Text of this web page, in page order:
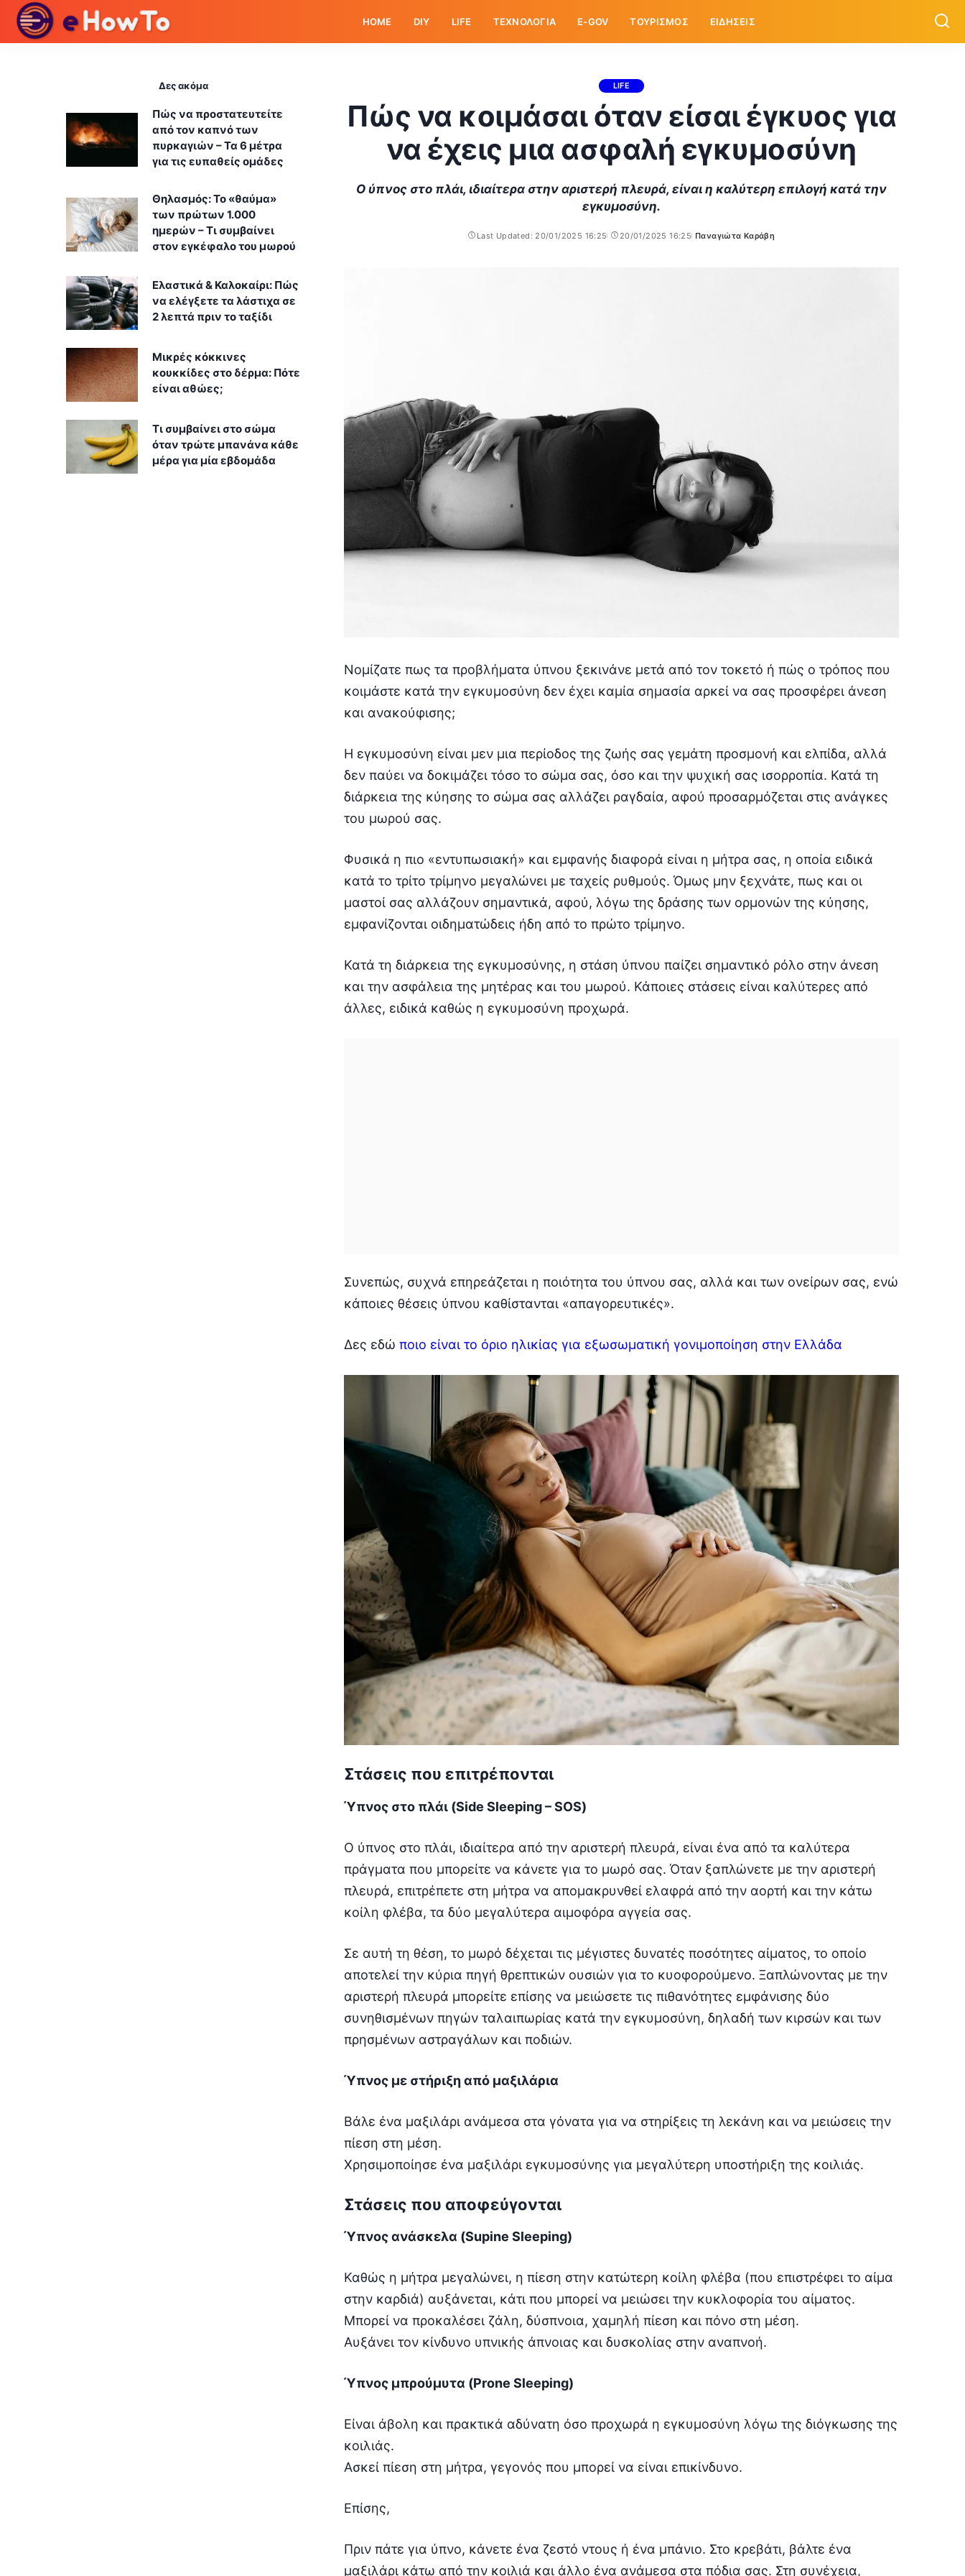
HOME DIY LIFE ΤΕΧΝΟΛΟΓΙΑ E-GOV ΤΟΥΡΙΣΜΟΣ ΕΙΔΗΣΕΙΣ
LIFE
Πώς να κοιμάσαι όταν είσαι έγκυος για
να έχεις μια ασφαλή εγκυμοσύνη
Ο ύπνος στο πλάι, ιδιαίτερα στην αριστερή πλευρά, είναι η καλύτερη επιλογή κατά την
εγκυμοσύνη.
Last Updated: 20/01/2025 16:25 20/01/2025 16:25
Posted
Παναγιώτα Καράβη
Νομίζατε πως τα προβλήματα ύπνου ξεκινάνε μετά από τον τοκετό ή πώς ο τρόπος που
κοιμάστε κατά την εγκυμοσύνη δεν έχει καμία σημασία αρκεί να σας προσφέρει άνεση
και ανακούφισης;
Η εγκυμοσύνη είναι μεν μια περίοδος της ζωής σας γεμάτη προσμονή και ελπίδα, αλλά
δεν παύει να δοκιμάζει τόσο το σώμα σας, όσο και την ψυχική σας ισορροπία. Κατά τη
διάρκεια της κύησης το σώμα σας αλλάζει ραγδαία, αφού προσαρμόζεται στις ανάγκες
του μωρού σας.
Φυσικά η πιο «εντυπωσιακή» και εμφανής διαφορά είναι η μήτρα σας, η οποία ειδικά
κατά το τρίτο τρίμηνο μεγαλώνει με ταχείς ρυθμούς. Όμως μην ξεχνάτε, πως και οι
μαστοί σας αλλάζουν σημαντικά, αφού, λόγω της δράσης των ορμονών της κύησης,
εμφανίζονται οιδηματώδεις ήδη από το πρώτο τρίμηνο.
Κατά τη διάρκεια της εγκυμοσύνης, η στάση ύπνου παίζει σημαντικό ρόλο στην άνεση
και την ασφάλεια της μητέρας και του μωρού. Κάποιες στάσεις είναι καλύτερες από
άλλες, ειδικά καθώς η εγκυμοσύνη προχωρά.
Συνεπώς, συχνά επηρεάζεται η ποιότητα του ύπνου σας, αλλά και των ονείρων σας, ενώ
κάποιες θέσεις ύπνου καθίστανται «απαγορευτικές».
Δες εδώ ποιο είναι το όριο ηλικίας για εξωσωματική γονιμοποίηση στην Ελλάδα
Στάσεις που επιτρέπονται
Ύπνος στο πλάι (Side Sleeping – SOS)
Ο ύπνος στο πλάι, ιδιαίτερα από την αριστερή πλευρά, είναι ένα από τα καλύτερα
πράγματα που μπορείτε να κάνετε για το μωρό σας. Όταν ξαπλώνετε με την αριστερή
πλευρά, επιτρέπετε στη μήτρα να απομακρυνθεί ελαφρά από την αορτή και την κάτω
κοίλη φλέβα, τα δύο μεγαλύτερα αιμοφόρα αγγεία σας.
Σε αυτή τη θέση, το μωρό δέχεται τις μέγιστες δυνατές ποσότητες αίματος, το οποίο
αποτελεί την κύρια πηγή θρεπτικών ουσιών για το κυοφορούμενο. Ξαπλώνοντας με την
αριστερή πλευρά μπορείτε επίσης να μειώσετε τις πιθανότητες εμφάνισης δύο
συνηθισμένων πηγών ταλαιπωρίας κατά την εγκυμοσύνη, δηλαδή των κιρσών και των
πρησμένων αστραγάλων και ποδιών.
Ύπνος με στήριξη από μαξιλάρια
Βάλε ένα μαξιλάρι ανάμεσα στα γόνατα για να στηρίξεις τη λεκάνη και να μειώσεις την
πίεση στη μέση.
Χρησιμοποίησε ένα μαξιλάρι εγκυμοσύνης για μεγαλύτερη υποστήριξη της κοιλιάς.
Στάσεις που αποφεύγονται
Ύπνος ανάσκελα (Supine Sleeping)
Καθώς η μήτρα μεγαλώνει, η πίεση στην κατώτερη κοίλη φλέβα (που επιστρέφει το αίμα
στην καρδιά) αυξάνεται, κάτι που μπορεί να μειώσει την κυκλοφορία του αίματος.
Μπορεί να προκαλέσει ζάλη, δύσπνοια, χαμηλή πίεση και πόνο στη μέση.
Αυξάνει τον κίνδυνο υπνικής άπνοιας και δυσκολίας στην αναπνοή.
Ύπνος μπρούμυτα (Prone Sleeping)
Είναι άβολη και πρακτικά αδύνατη όσο προχωρά η εγκυμοσύνη λόγω της διόγκωσης της
κοιλιάς.
Ασκεί πίεση στη μήτρα, γεγονός που μπορεί να είναι επικίνδυνο.
Επίσης,
Πριν πάτε για ύπνο, κάνετε ένα ζεστό ντους ή ένα μπάνιο. Στο κρεβάτι, βάλτε ένα
μαξιλάρι κάτω από την κοιλιά και άλλο ένα ανάμεσα στα πόδια σας. Στη συνέχεια,
Δες ακόμα
Πώς να προστατευτείτε
από τον καπνό των
πυρκαγιών – Τα 6 μέτρα
για τις ευπαθείς ομάδες
Θηλασμός: Το «θαύμα»
των πρώτων 1.000
ημερών – Τι συμβαίνει
στον εγκέφαλο του μωρού
Ελαστικά & Καλοκαίρι: Πώς
να ελέγξετε τα λάστιχα σε
2 λεπτά πριν το ταξίδι
Μικρές κόκκινες
κουκκίδες στο δέρμα: Πότε
είναι αθώες;
Τι συμβαίνει στο σώμα
όταν τρώτε μπανάνα κάθε
μέρα για μία εβδομάδα